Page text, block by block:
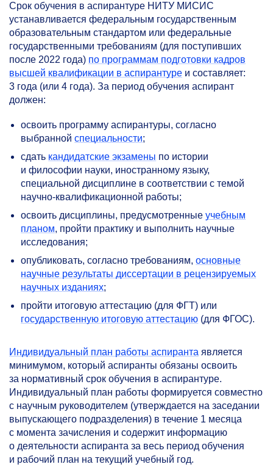
Срок обучения в аспирантуре НИТУ МИСИС
устанавливается федеральным государственным
образовательным стандартом или федеральные
государственными требованиям (для поступивших
после 2022 года) по программам подготовки кадров
высшей квалификации в аспирантуре и составляет:
3 года (или 4 года). За период обучения аспирант
должен:
освоить программу аспирантуры, согласно
выбраннойспециальности;
сдать кандидатские экзамены по истории
и философии науки, иностранному языку,
специальной дисциплине в соответствии с темой
научно-квалификационной работы;
освоить дисциплины, предусмотренныеучебным
планом, пройти практику и выполнить научные
исследования;
опубликовать, согласно требованиям,основные
научные результаты диссертации в рецензируемых
научных изданиях;
пройти итоговую аттестацию (для ФГТ) или
государственную итоговую аттестацию (для ФГОС).
Индивидуальный план работы аспиранта является
минимумом, который аспиранты обязаны освоить
за нормативный срок обучения в аспирантуре.
Индивидуальный план работы формируется совместно
с научным руководителем (утверждается на заседании
выпускающего подразделения) в течение 1 месяца
с момента зачисления и содержит информацию
о деятельности аспиранта за весь период обучения
и рабочий план на текущий учебный год.